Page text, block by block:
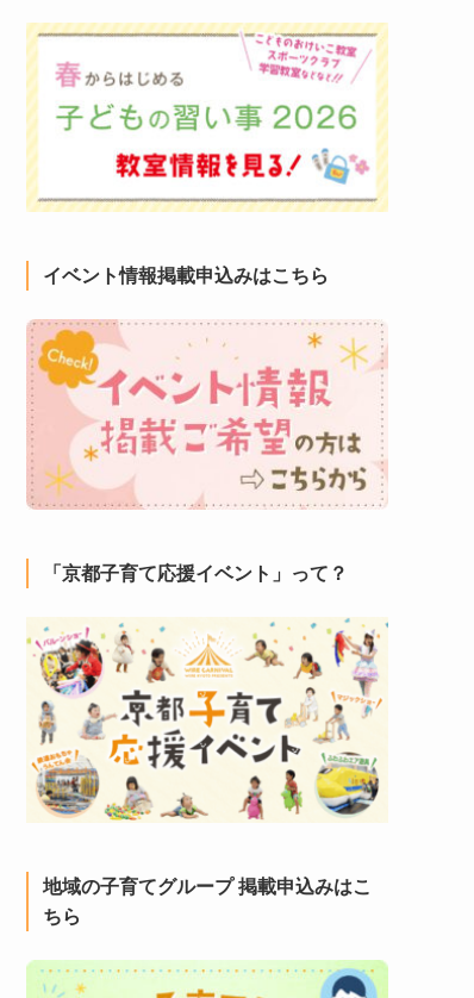
イベント情報掲載申込みはこちら
「京都子育て応援イベント」って？
地域の子育てグループ 掲載申込みはこ
ちら